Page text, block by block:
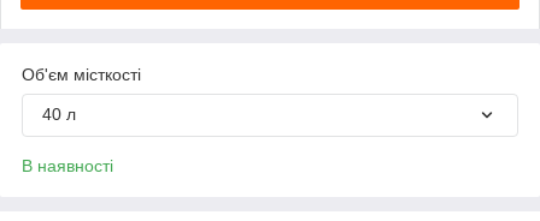
Об'єм місткості
40 л
В наявності